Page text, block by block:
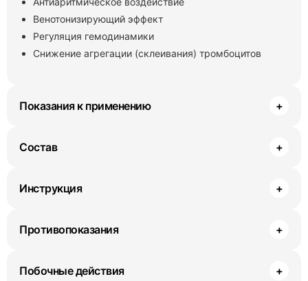
Венотонизирующий эффект
Регуляция гемодинамики
Снижение агрегации (склеивания) тромбоцитов
Показания к применению +
Состав +
Инструкция +
Противопоказания +
Побочные действия +